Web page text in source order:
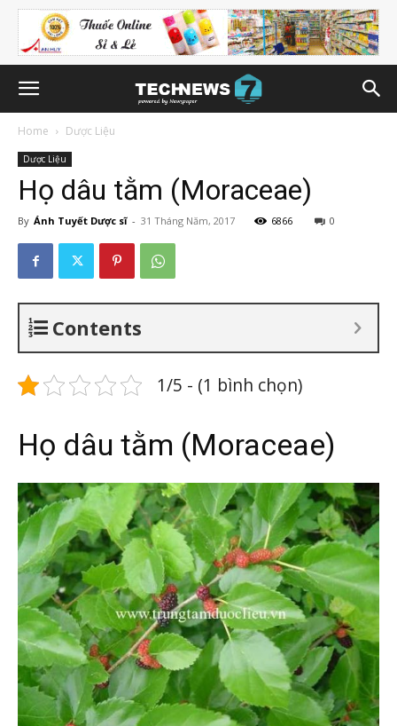
Home Dược Liệu
Dược Liệu
Họ dâu tằm (Moraceae)
By Ánh Tuyết Dược sĩ - 31 Tháng Năm, 2017 6866 0
Contents
1/5 - (1 bình chọn)
Họ dâu tằm (Moraceae)